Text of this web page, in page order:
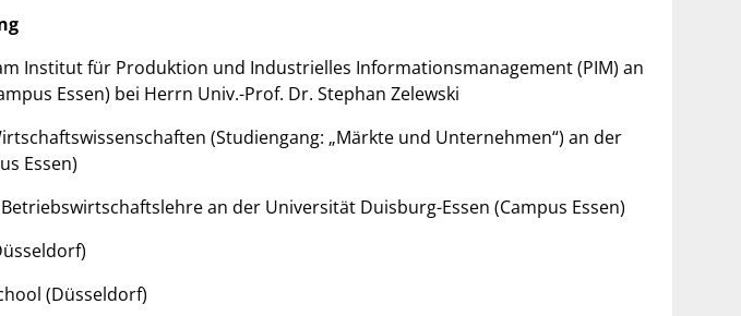
Institut für Produktion und Industrielles Informationsmanagement (PIM) an
Essen) bei Herrn Univ.-Prof. Dr. Stephan Zelewski
(Studiengang: „Märkte und Unternehmen“) an der
Essen)
an der Universität Duisburg-Essen (Campus Essen)
(Düsseldorf)